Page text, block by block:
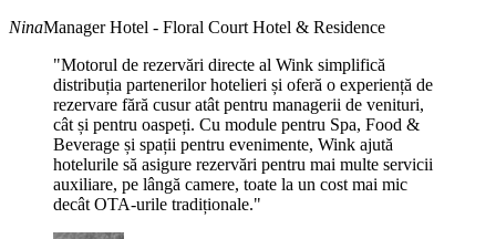
NinaManager Hotel - Floral Court Hotel & Residence
"Motorul de rezervări directe al Wink simplifică
distribuția partenerilor hotelieri și oferă o experiență de
rezervare fără cusur atât pentru managerii de venituri,
cât și pentru oaspeți. Cu module pentru Spa, Food &
Beverage și spații pentru evenimente, Wink ajută
hotelurile să asigure rezervări pentru mai multe servicii
auxiliare, pe lângă camere, toate la un cost mai mic
decât OTA-urile tradiționale."